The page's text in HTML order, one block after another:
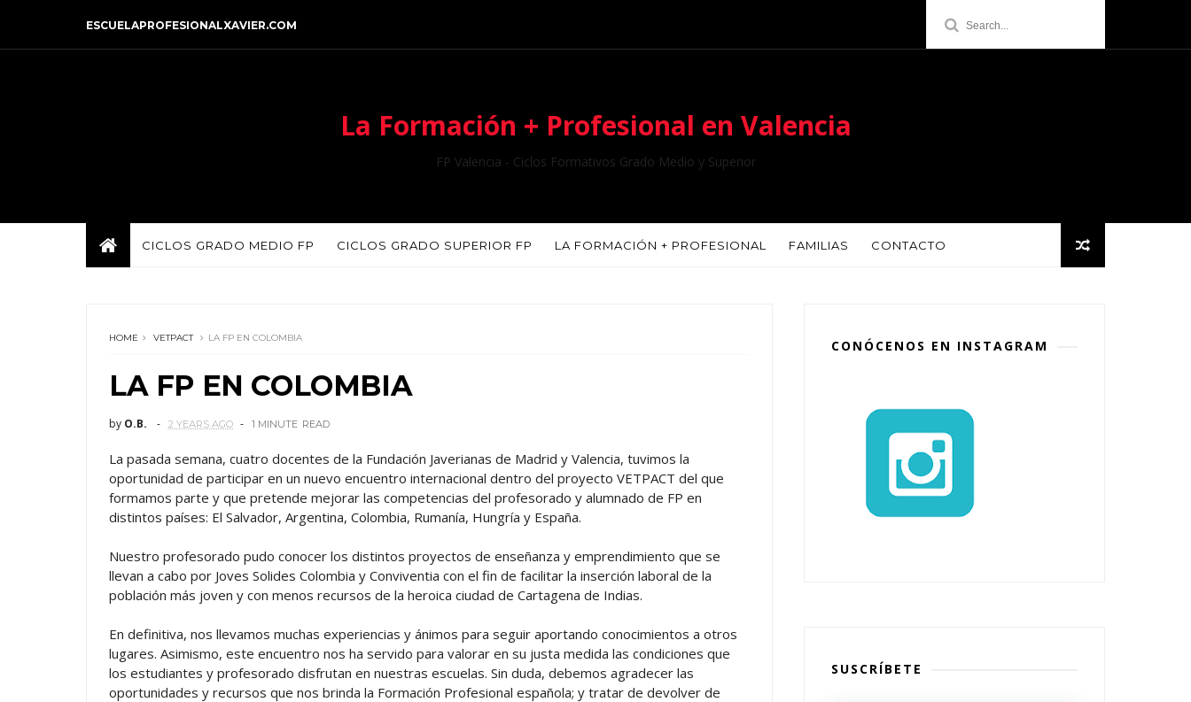
ESCUELAPROFESIONALXAVIER.COM
La Formación + Profesional en Valencia
FP Valencia - Ciclos Formativos Grado Medio y Superior
CICLOS GRADO MEDIO FP CICLOS GRADO SUPERIOR FP LA FORMACIÓN + PROFESIONAL FAMILIAS CONTACTO
HOME VETPACT LA FP EN COLOMBIA
LA FP EN COLOMBIA
by O.B. 2 YEARS AGO 1 MINUTE READ
La pasada semana, cuatro docentes de la Fundación Javerianas de Madrid y Valencia, tuvimos la
oportunidad de participar en un nuevo encuentro internacional dentro del proyecto VETPACT del que
formamos parte y que pretende mejorar las competencias del profesorado y alumnado de FP en
distintos países: El Salvador, Argentina, Colombia, Rumanía, Hungría y España.
Nuestro profesorado pudo conocer los distintos proyectos de enseñanza y emprendimiento que se
llevan a cabo por Joves Solides Colombia y Conviventia con el fin de facilitar la inserción laboral de la
población más joven y con menos recursos de la heroica ciudad de Cartagena de Indias.
En definitiva, nos llevamos muchas experiencias y ánimos para seguir aportando conocimientos a otros
lugares. Asimismo, este encuentro nos ha servido para valorar en su justa medida las condiciones que
los estudiantes y profesorado disfrutan en nuestras escuelas. Sin duda, debemos agradecer las
oportunidades y recursos que nos brinda la Formación Profesional española; y tratar de devolver de
CONÓCENOS EN INSTAGRAM
SUSCRÍBETE